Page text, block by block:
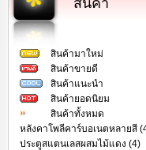
สินค้า
สินค้ามาใหม่
สินค้าขายดี
สินค้าแนะนำ
สินค้ายอดนิยม
สินค้าทั้งหมด
หลังคาโพลีคาร์บอเนตหลายสี
ประตูสแตนเลสผสมไม้แดง (4)